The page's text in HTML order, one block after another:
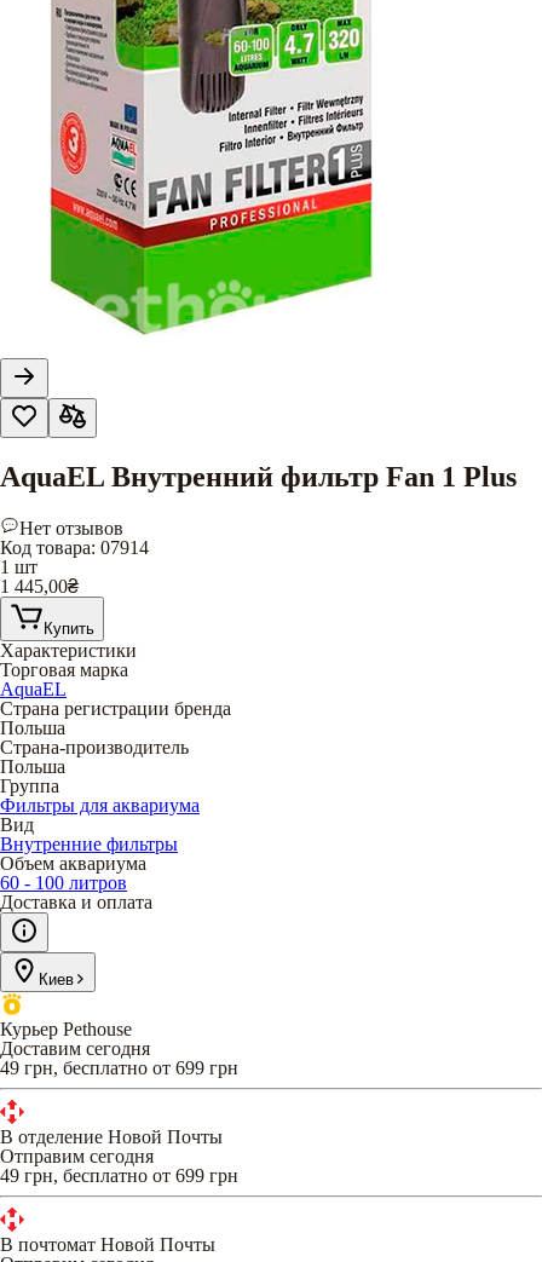
AquaEL Внутренний фильтр Fan 1 Plus
Нет отзывов
Код товара: 07914
1 шт
1 445,00₴
Купить
Характеристики
Торговая марка
AquaEL
Страна регистрации бренда
Польша
Страна-производитель
Польша
Группа
Фильтры для аквариума
Вид
Внутренние фильтры
Объем аквариума
60 - 100 литров
Доставка и оплата
Киев
Курьер Pethouse
Доставим сегодня
49 грн, бесплатно от 699 грн
В отделение Новой Почты
Отправим сегодня
49 грн, бесплатно от 699 грн
В почтомат Новой Почты